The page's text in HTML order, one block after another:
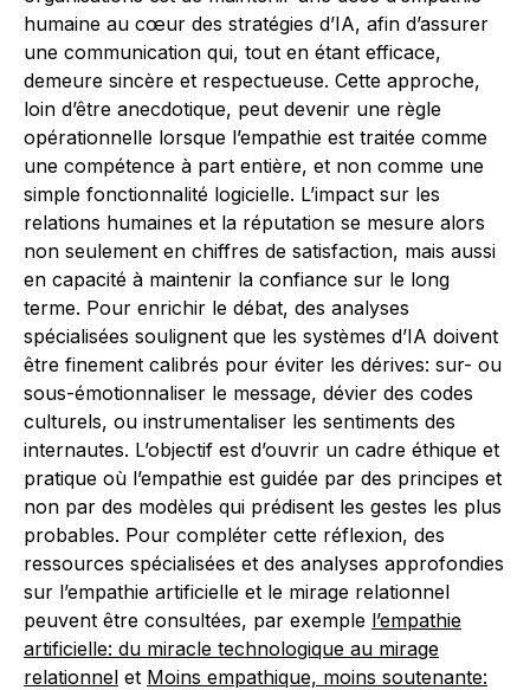
humaine au cœur des stratégies d’IA, afin d’assurer
une communication qui, tout en étant efficace,
demeure sincère et respectueuse. Cette approche,
loin d’être anecdotique, peut devenir une règle
opérationnelle lorsque l’empathie est traitée comme
une compétence à part entière, et non comme une
simple fonctionnalité logicielle. L’impact sur les
relations humaines et la réputation se mesure alors
non seulement en chiffres de satisfaction, mais aussi
en capacité à maintenir la confiance sur le long
terme. Pour enrichir le débat, des analyses
spécialisées soulignent que les systèmes d’IA doivent
être finement calibrés pour éviter les dérives: sur- ou
sous-émotionnaliser le message, dévier des codes
culturels, ou instrumentaliser les sentiments des
internautes. L’objectif est d’ouvrir un cadre éthique et
pratique où l’empathie est guidée par des principes et
non par des modèles qui prédisent les gestes les plus
probables. Pour compléter cette réflexion, des
ressources spécialisées et des analyses approfondies
sur l’empathie artificielle et le mirage relationnel
peuvent être consultées, par exemple l’empathie
artificielle: du miracle technologique au mirage
relationnel et Moins empathique, moins soutenante: